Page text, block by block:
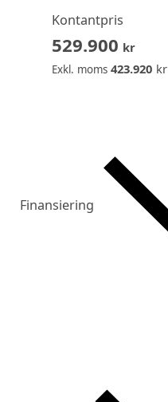
Kontantpris
529.900 kr
Exkl. moms 423.920kr
Finansiering